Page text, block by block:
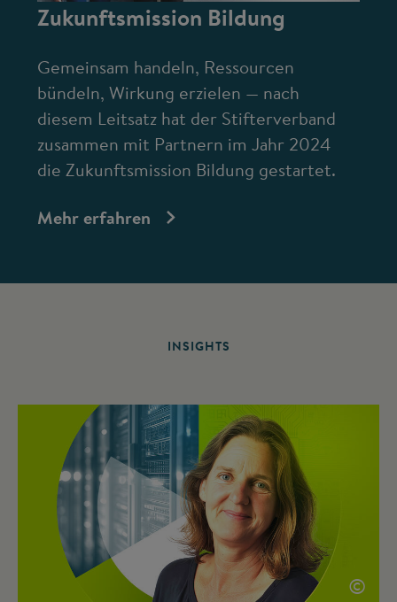
Zukunftsmission Bildung
Gemeinsam handeln, Ressourcen
bündeln, Wirkung erzielen — nach
diesem Leitsatz hat der Stifterverband
zusammen mit Partnern im Jahr 2024
die Zukunftsmission Bildung gestartet.
Mehr erfahren
INSIGHTS
©